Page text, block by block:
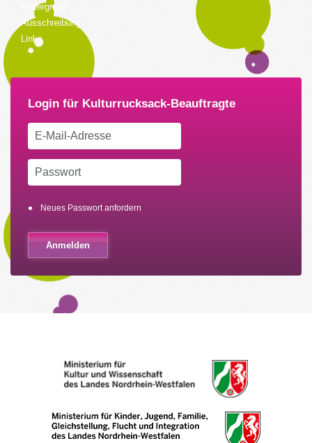
Hintergrund
Ausschreibung
Links
Neues Passwort anfordern